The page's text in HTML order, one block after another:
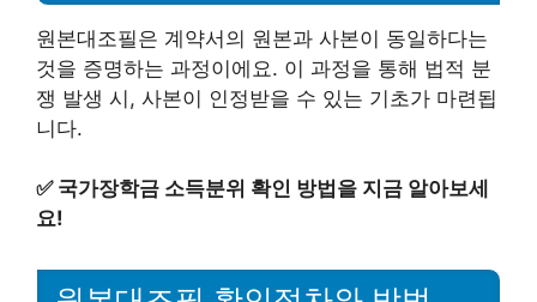
원본대조필은 계약서의 원본과 사본이 동일하다는
것을 증명하는 과정이에요. 이 과정을 통해 법적 분
쟁 발생 시, 사본이 인정받을 수 있는 기초가 마련됩
니다.
✅ 국가장학금 소득분위 확인 방법을 지금 알아보세
요!